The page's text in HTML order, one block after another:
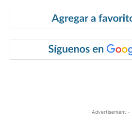
- Advertisement -